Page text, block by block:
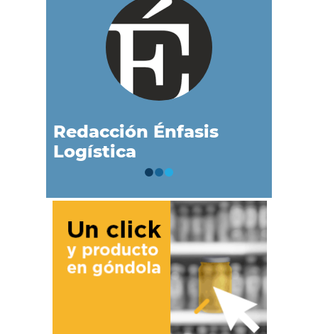
Redacción Énfasis
Logística